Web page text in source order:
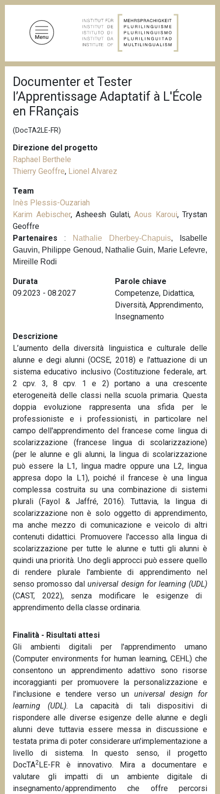
r
i
c
o
e
i
p
a
n
Documenter et Tester
l’Apprentissage Adaptatif à L'École
en FRançais
(DocTA2LE-FR)
Direzione del progetto
Raphael Berthele
Thierry Geoffre, Lionel Alvarez
Team
Inès Plessis-Ouzariah
Karim Aebischer, Asheesh Gulati, Aous Karoui, Trystan
Geoffre
Partenaires : Nathalie Dherbey-Chapuis, Isabelle
Gauvin, Philippe Genoud, Nathalie Guin, Marie Lefevre,
Mireille Rodi
Durata
09.2023 - 08.2027
Parole chiave
Competenze, Didattica,
Diversità, Apprendimento,
Insegnamento
Descrizione
L’aumento della diversità linguistica e culturale delle
alunne e degi alunni (OCSE, 2018) e l'attuazione di un
sistema educativo inclusivo (Costituzione federale, art.
2 cpv. 3, 8 cpv. 1 e 2) portano a una crescente
eterogeneità delle classi nella scuola primaria. Questa
doppia evoluzione rappresenta una sfida per le
professioniste e i professionisti, in particolare nel
campo dell'apprendimento del francese come lingua di
scolarizzazione (francese lingua di scolarizzazione)
(per le alunne e gli alunni, la lingua di scolarizzazione
può essere la L1, lingua madre oppure una L2, lingua
appresa dopo la L1), poiché il francese è una lingua
complessa costruita su una combinazione di sistemi
plurali (Fayol & Jaffré, 2016). Tuttavia, la lingua di
scolarizzazione non è solo oggetto di apprendimento,
ma anche mezzo di comunicazione e veicolo di altri
contenuti didattici. Promuovere l'accesso alla lingua di
scolarizzazione per tutte le alunne e tutti gli alunni è
quindi una priorità. Uno degli approcci può essere quello
di rendere plurale l'ambiente di apprendimento nel
senso promosso daluniversal design for learning (UDL)
(CAST, 2022), senza modificare le esigenze di
apprendimento della classe ordinaria.
Finalità - Risultati attesi
Gli ambienti digitali per l'apprendimento umano
(Computer environments for human learning, CEHL) che
consentono un apprendimento adattivo sono risorse
incoraggianti per promuovere la personalizzazione e
l'inclusione e tendere verso un universal design for
learning (UDL). La capacità di tali dispositivi di
rispondere alle diverse esigenze delle alunne e degli
alunni deve tuttavia essere messa in discussione e
testata prima di poter considerare un'implementazione a
livello di sistema. In questo senso, il progetto
DocTA2 LE-FR è innovativo. Mira a documentare e
valutare gli impatti di un ambiente digitale di
insegnamento/apprendimento che offre percorsi